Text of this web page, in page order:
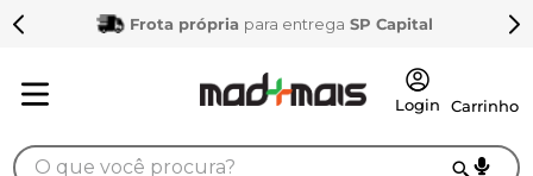
Frota própria para entrega SP Capital
O que você procura?